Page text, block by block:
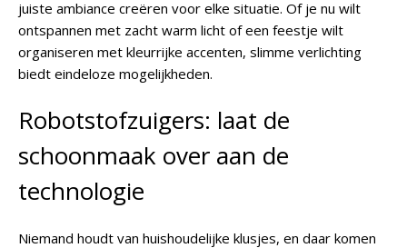
juiste ambiance creëren voor elke situatie. Of je nu wilt
ontspannen met zacht warm licht of een feestje wilt
organiseren met kleurrijke accenten, slimme verlichting
biedt eindeloze mogelijkheden.
Robotstofzuigers: laat de
schoonmaak over aan de
technologie
Niemand houdt van huishoudelijke klusjes, en daar komen